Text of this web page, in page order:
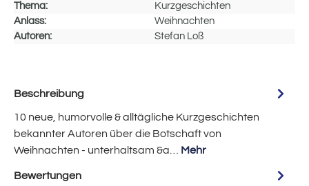
Thema:
Kurzgeschichten
Anlass:
Weihnachten
Autoren:
Stefan Loß
Beschreibung
10 neue, humorvolle & alltägliche Kurzgeschichten
bekannter Autoren über die Botschaft von
Weihnachten - unterhaltsam &a… Mehr
Bewertungen